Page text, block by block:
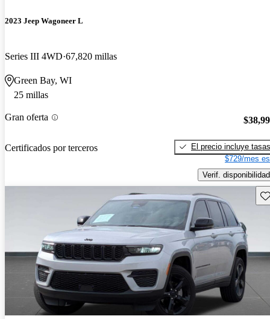
2023 Jeep Wagoneer L
Series III 4WD 67,820 millas
Green Bay, WI
25 millas
Gran oferta
Certificados por terceros
El precio incluye tasas
$729/mes
Verif. disponibilidad